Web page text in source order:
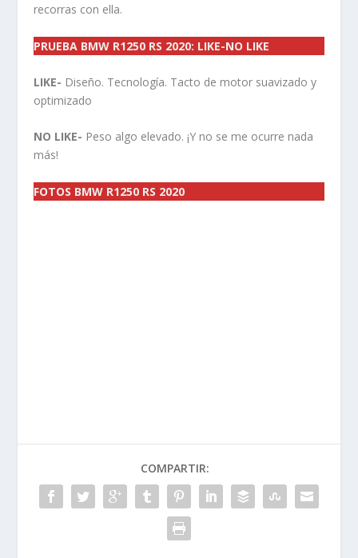
recorras con ella.
PRUEBA BMW R1250 RS 2020: LIKE-NO LIKE
LIKE- Diseño. Tecnología. Tacto de motor suavizado y
optimizado
NO LIKE- Peso algo elevado. ¡Y no se me ocurre nada
más!
FOTOS BMW R1250 RS 2020
COMPARTIR: